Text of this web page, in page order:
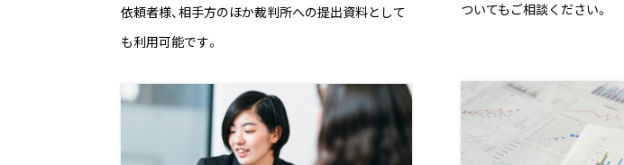
依頼者様、相手方のほか裁判所への提出資料として
も利用可能です。
ついてもご相談ください。